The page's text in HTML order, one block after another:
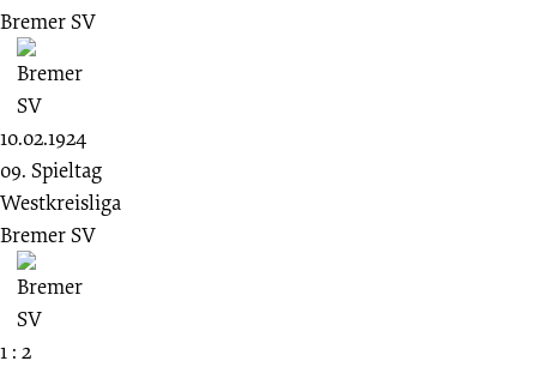
Bremer SV
10.02.1924
09. Spieltag
Westkreisliga
Bremer SV
1 : 2